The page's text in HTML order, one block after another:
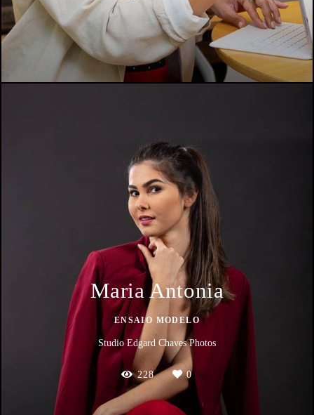
Maria Antonia
ENSAIO MODELO
Studio Edgard Chaves Photos
228 0